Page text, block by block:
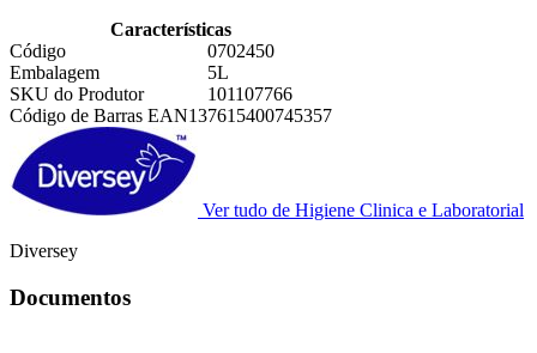
Características
Código
0702450
Embalagem
5L
SKU do Produtor
101107766
Código de Barras EAN137615400745357
Ver tudo de Higiene Clinica e Laboratorial
Diversey
Documentos